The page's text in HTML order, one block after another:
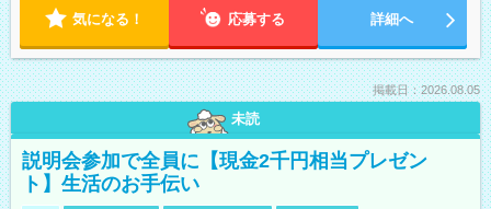
気になる！ 応募する 詳細へ
掲載日：2026.08.05
未読
説明会参加で全員に【現金2千円相当プレゼン
ト】生活のお手伝い